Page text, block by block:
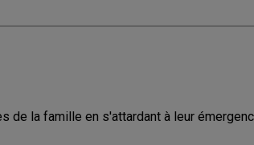
la famille en s'attardant à leur